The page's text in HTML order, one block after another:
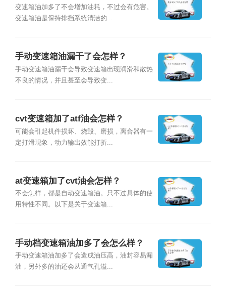
变速箱油加多了不会增加油耗，不过会有危害。
变速箱油是保持排挡系统清洁的...
手动变速箱油漏干了会怎样？
手动变速箱油漏干会导致变速箱出现润滑和散热
不良的情况，并且甚至会导致变...
cvt变速箱加了atf油会怎样？
可能会引起机件损坏、烧毁、磨损，离合器有一
定打滑现象，动力输出效能打折...
at变速箱加了cvt油会怎样？
不会怎样，都是自动变速箱油。只不过具体的使
用特性不同。以下是关于变速箱...
手动档变速箱油加多了会怎么样？
手动变速箱油加多了会造成油压高，油封容易漏
油，另外多的油还会从通气孔溢...